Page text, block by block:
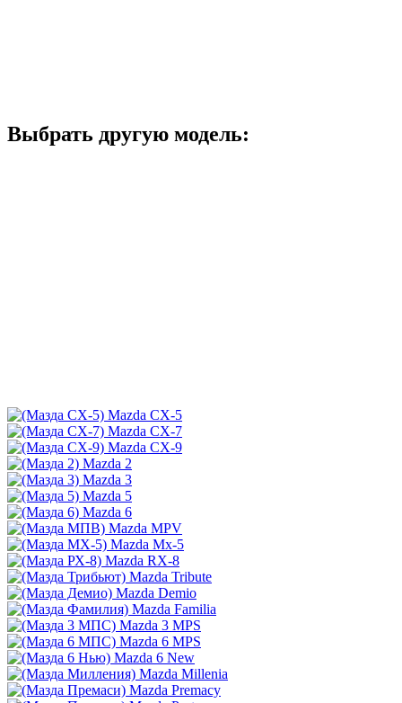
Выбрать другую модель:
Mazda CX-5
Mazda CX-7
Mazda CX-9
Mazda 2
Mazda 3
Mazda 5
Mazda 6
Mazda MPV
Mazda Mx-5
Mazda RX-8
Mazda Tribute
Mazda Demio
Mazda Familia
Mazda 3 MPS
Mazda 6 MPS
Mazda 6 New
Mazda Millenia
Mazda Premacy